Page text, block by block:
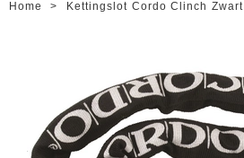
Home > Kettingslot Cordo Clinch Zwart